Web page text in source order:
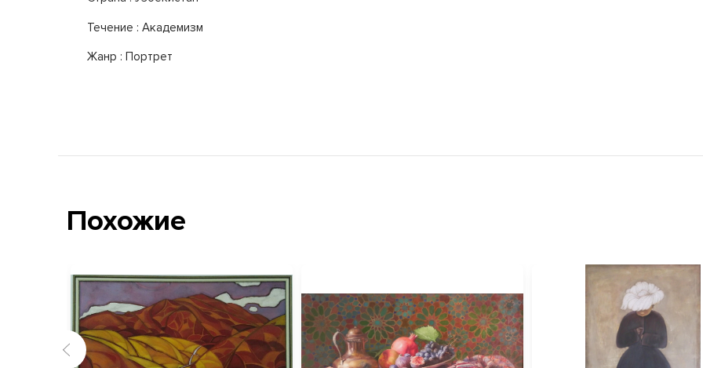
Течение : Академизм
Жанр : Портрет
Похожие